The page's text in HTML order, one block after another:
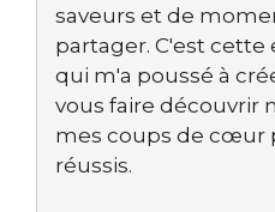
saveurs et de
partager. C'est cette
qui m'a poussé à
vous faire découvrir
mes coups de cœur
réussis.